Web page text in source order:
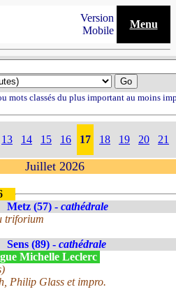
Version
Mobile
Menu
mots classés du plus important au moins
13 14 15 16 17 18 19 20 21
Juillet 2026
Metz (57) - cathédrale
triforium
Sens (89) - cathédrale
Michelle Leclerc
Philip Glass et impro.